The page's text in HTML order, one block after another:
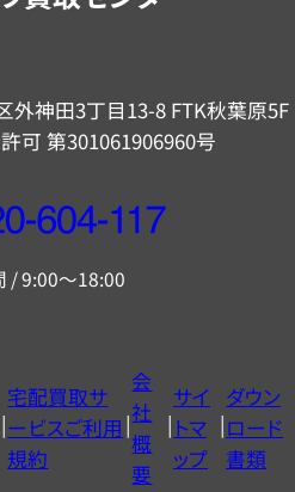
外神田3丁目13-8 FTK秋葉原5F
可 第301061906960号
/ 9:00～18:00
宅配買取サ
ービスご利用
規約
会
社
概
要
サイ
トマ
ップ
ダウン
ロード
書類